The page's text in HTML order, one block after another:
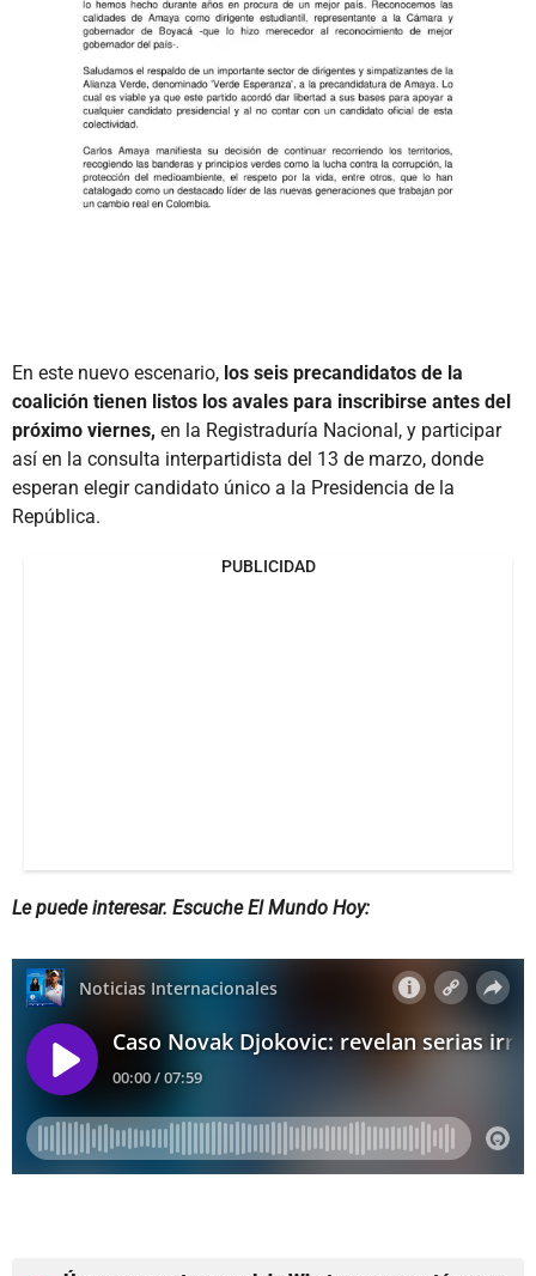
En este nuevo escenario, los seis precandidatos de la
coalición tienen listos los avales para inscribirse antes del
próximo viernes, en la Registraduría Nacional, y participar
así en la consulta interpartidista del 13 de marzo, donde
esperan elegir candidato único a la Presidencia de la
República.
PUBLICIDAD
Le puede interesar. Escuche El Mundo Hoy: